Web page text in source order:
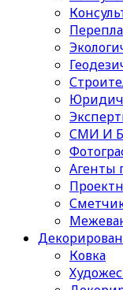
СМИ И
Агенты
Ковка